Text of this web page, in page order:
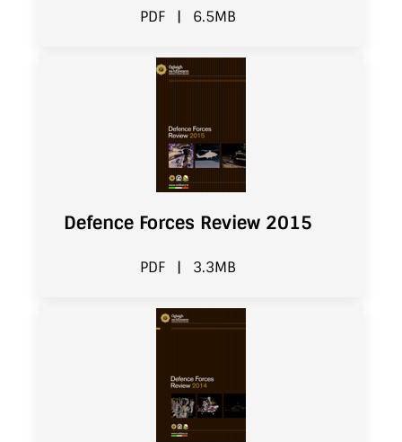
PDF | 6.5MB
Defence Forces Review 2015
PDF | 3.3MB